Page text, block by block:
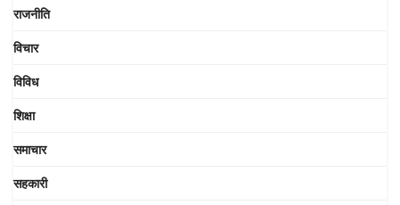
राजनीति
विचार
विविध
शिक्षा
समाचार
सहकारी